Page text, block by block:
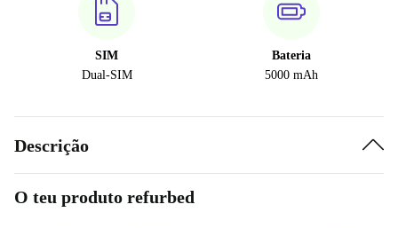
SIM
Dual-SIM
Bateria
5000 mAh
Descrição
O teu produto refurbed